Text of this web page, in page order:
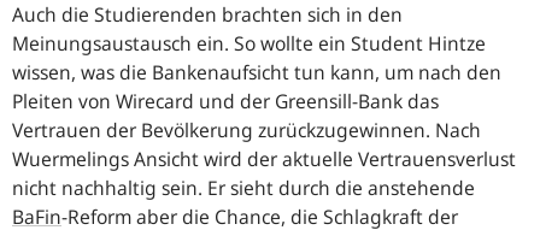
Auch die Studierenden brachten sich in den
Meinungsaustausch ein. So wollte ein Student Hintze
wissen, was die Bankenaufsicht tun kann, um nach den
Pleiten von Wirecard und der Greensill-Bank das
Vertrauen der Bevölkerung zurückzugewinnen. Nach
Wuermelings Ansicht wird der aktuelle Vertrauensverlust
nicht nachhaltig sein. Er sieht durch die anstehende
BaFin-Reform aber die Chance, die Schlagkraft der